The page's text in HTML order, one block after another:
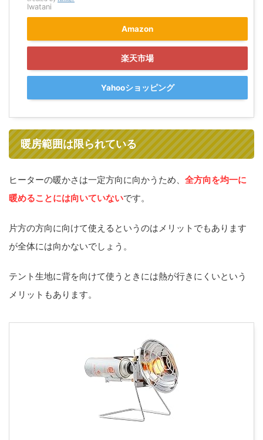
Iwatani
Amazon
楽天市場
Yahooショッピング
暖房範囲は限られている
ヒーターの暖かさは一定方向に向かうため、 全方向を均一に
暖めることには向いていないです。
片方の方向に向けて使えるというのはメリットでもあります
が全体には向かないでしょう。
テント生地に背を向けて使うときには熱が行きにくいという
メリットもあります。